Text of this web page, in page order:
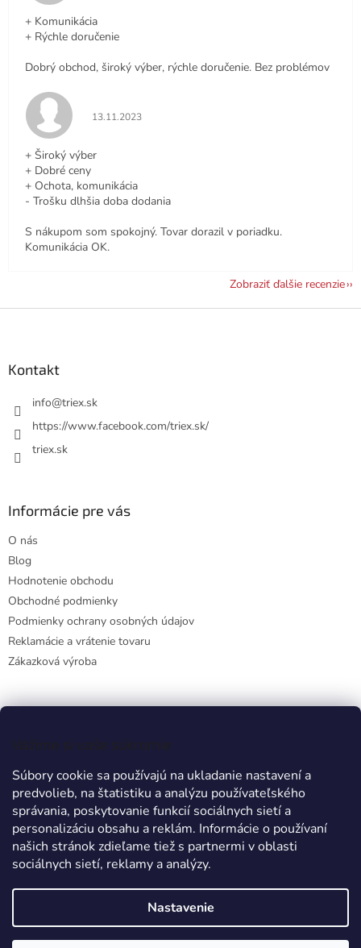
Vážime si vaše súkromie
Súbory cookie sa používajú na ukladanie nastavení a
predvolieb, na štatistiku a analýzu používateľského
správania, poskytovanie funkcií sociálnych sietí a
personalizáciu obsahu a reklám. Informácie o používaní
našich stránok zdieľame tiež s partnermi v oblasti
sociálnych sietí, reklamy a analýzy.
Nastavenie
+ Komunikácia
+ Rýchle doručenie
Dobrý obchod, široký výber, rýchle doručenie. Bez problémov
Hodnotenie obchodu je 5 z 5 hviezdičiek.
13.11.2023
+ Široký výber
+ Dobré ceny
+ Ochota, komunikácia
- Trošku dlhšia doba dodania
S nákupom som spokojný. Tovar dorazil v poriadku.
Komunikácia OK.
Zobraziť ďalšie recenzie
Kontakt
info@triex.sk
https://www.facebook.com/triex.sk/
triex.sk
Informácie pre vás
O nás
Blog
Hodnotenie obchodu
Obchodné podmienky
Podmienky ochrany osobných údajov
Reklamácie a vrátenie tovaru
Zákazková výroba
Prijímame online platby
Vytvoril Shoptet